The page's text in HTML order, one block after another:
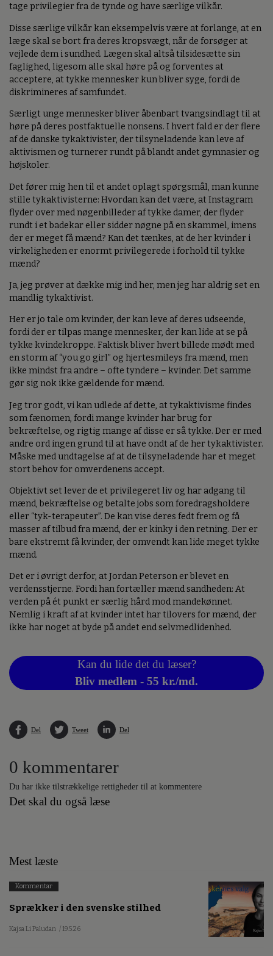
tage privilegier fra de tynde og have særlige vilkår.
Disse særlige vilkår kan eksempelvis være at forlange, at en
læge skal se bort fra deres kropsvægt, når de forsøger at
vejlede dem i sundhed. Lægen skal altså tilsidesætte sin
faglighed, ligesom alle skal høre på og forventes at
acceptere, at tykke mennesker kun bliver syge, fordi de
diskrimineres af samfundet.
Særligt unge mennesker bliver åbenbart tvangsindlagt til at
høre på deres postfaktuelle nonsens. I hvert fald er der flere
af de danske tykaktivister, der tilsyneladende kan leve af
aktivismen og turnerer rundt på blandt andet gymnasier og
højskoler.
Det fører mig hen til et andet oplagt spørgsmål, man kunne
stille tykaktivisterne: Hvordan kan det være, at Instagram
flyder over med nøgenbilleder af tykke damer, der flyder
rundt i et badekar eller sidder nøgne på en skammel, imens
der er meget få mænd? Kan det tænkes, at de her kvinder i
virkeligheden er enormt privilegerede i forhold til tykke
mænd?
Ja, jeg prøver at dække mig ind her, men jeg har aldrig set en
mandlig tykaktivist.
Her er jo tale om kvinder, der kan leve af deres udseende,
fordi der er tilpas mange mennesker, der kan lide at se på
tykke kvindekroppe. Faktisk bliver hvert billede mødt med
en storm af “you go girl” og hjertesmileys fra mænd, men
ikke mindst fra andre – ofte tyndere – kvinder. Det samme
gør sig nok ikke gældende for mænd.
Jeg tror godt, vi kan udlede af dette, at tykaktivisme findes
som fænomen, fordi mange kvinder har brug for
bekræftelse, og rigtig mange af disse er så tykke. Der er med
andre ord ingen grund til at have ondt af de her tykaktivister.
Måske med undtagelse af at de tilsyneladende har et meget
stort behov for omverdenens accept.
Objektivt set lever de et privilegeret liv og har adgang til
mænd, bekræftelse og betalte jobs som foredragsholdere
eller “tyk-terapeuter”. De kan vise deres fedt frem og få
masser af tilbud fra mænd, der er kinky i den retning. Der er
bare ekstremt få kvinder, der omvendt kan lide meget tykke
mænd.
Det er i øvrigt derfor, at Jordan Peterson er blevet en
verdensstjerne. Fordi han fortæller mænd sandheden: At
verden på ét punkt er særlig hård mod mandekønnet.
Nemlig i kraft af at kvinder intet har tilovers for mænd, der
ikke har noget at byde på andet end selvmedlidenhed.
Kan du lide det du læser?
Bliv medlem - 55 kr./md.
Del Tweet Del
0 kommentarer
Du har ikke tilstrækkelige rettigheder til at kommentere
Det skal du også læse
Mest læste
Kommentar
Sprækker i den svenske stilhed
Kajsa Li Paludan / 19.5.26